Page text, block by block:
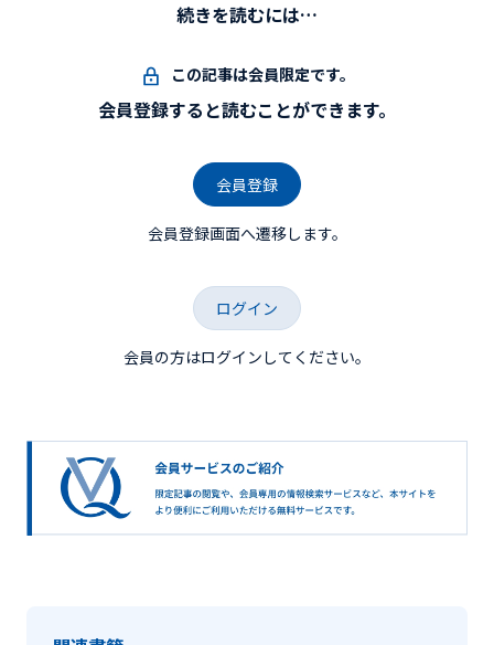
続きを読むには…
この記事は会員限定です。
会員登録すると読むことができます。
会員登録
会員登録画面へ遷移します。
ログイン
会員の方はログインしてください。